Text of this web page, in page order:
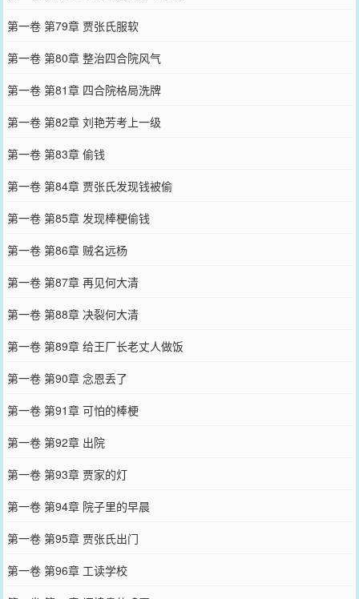
第一卷 第79章 贾张氏服软
第一卷 第80章 整治四合院风气
第一卷 第81章 四合院格局洗牌
第一卷 第82章 刘艳芳考上一级
第一卷 第83章 偷钱
第一卷 第84章 贾张氏发现钱被偷
第一卷 第85章 发现棒梗偷钱
第一卷 第86章 贼名远杨
第一卷 第87章 再见何大清
第一卷 第88章 决裂何大清
第一卷 第89章 给王厂长老丈人做饭
第一卷 第90章 念恩丢了
第一卷 第91章 可怕的棒梗
第一卷 第92章 出院
第一卷 第93章 贾家的灯
第一卷 第94章 院子里的早晨
第一卷 第95章 贾张氏出门
第一卷 第96章 工读学校